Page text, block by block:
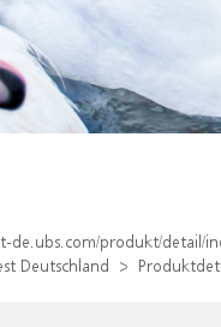
de.ubs.com/produkt/detail/
Deutschland